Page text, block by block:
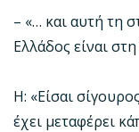
– «… και αυτή τη
Ελλάδος είναι
Η: «Είσαι
έχει μεταφέρει